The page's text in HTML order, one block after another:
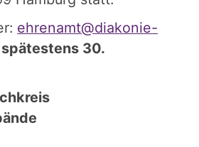
ehrenamt@diakonie-
30.